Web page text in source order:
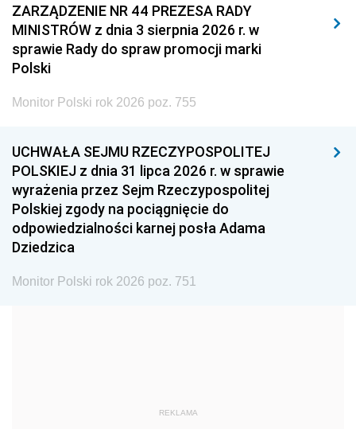
2011 2010 2009
2008 2007 2006
2005
1996 1995 1994
1993 1992 1991
1990 1989
1987 1986 1985
1968
ZARZĄDZENIE NR 44 PREZESA RADY
MINISTRÓW z dnia 3 sierpnia 2026 r. w
sprawie Rady do spraw promocji marki
Polski
Monitor Polski rok 2026 poz. 755
UCHWAŁA SEJMU RZECZYPOSPOLITEJ
POLSKIEJ z dnia 31 lipca 2026 r. w sprawie
wyrażenia przez Sejm Rzeczypospolitej
Polskiej zgody na pociągnięcie do
odpowiedzialności karnej posła Adama
Dziedzica
Monitor Polski rok 2026 poz. 751
REKLAMA